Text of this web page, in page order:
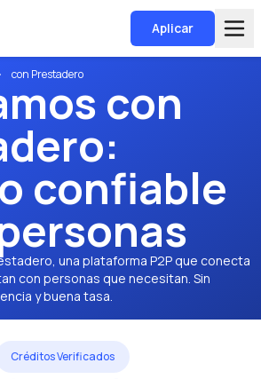
Aplicar
con Prestadero con
confiable
una plataforma P2P que conecta
con personas que necesitan. Sin
y buena tasa.
Créditos Verificados